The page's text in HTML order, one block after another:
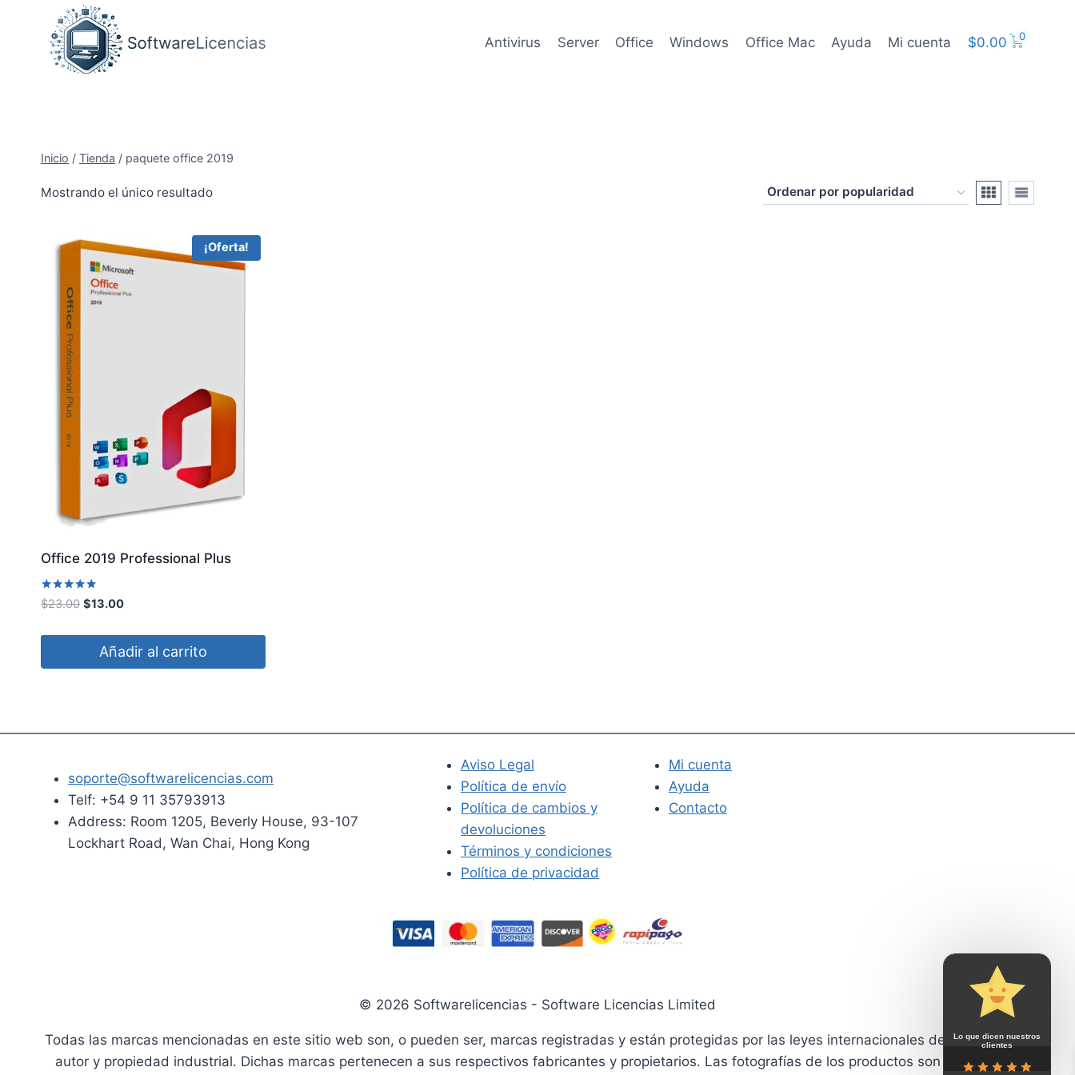
contenido
Antivirus Server Office Windows Office Mac Ayuda Mi cuenta $0.00 0
Inicio / Tienda / paquete office 2019
Mostrando el único resultado
¡Oferta!
Office 2019 Professional Plus
Valorado
con
de 5
$23.00 El
original
era:
$13.00El
actual
es:
Añadir al carrito
soporte@softwarelicencias.com
Telf: +54 9 11 35793913
Address: Room 1205, Beverly House, 93-107
Lockhart Road, Wan Chai, Hong Kong
Aviso Legal
Política de envío
Política de cambios y
devoluciones
Términos y condiciones
Política de privacidad
Mi cuenta
Ayuda
Contacto
© 2026 Softwarelicencias - Software Licencias Limited
Todas las marcas mencionadas en este sitio web son, o pueden ser, marcas registradas y están protegidas por las leyes internacionales de derechos de
autor y propiedad industrial. Dichas marcas pertenecen a sus respectivos fabricantes y propietarios. Las fotografías de los productos son únicamente
Lo que dicen nuestros
clientes